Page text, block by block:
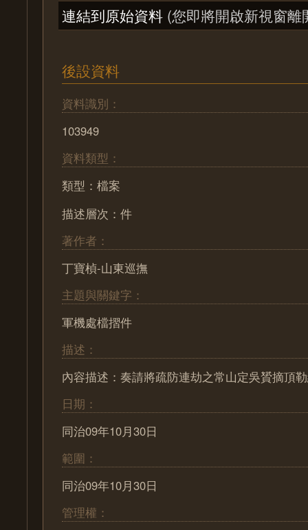
連結到原始資料 (您即將開啟新視窗離
後設資料
資料識別：
103949
資料類型：
類型：檔案
描述層次：件
著作者：
丁寶楨-山東巡撫
主題與關鍵字：
軍機處檔摺件
描述：
內容描述：奏請將疏防連劫之常山定吳贇摘頂
日期：
同治09年10月30日
範圍：
同治09年10月30日
管理權：